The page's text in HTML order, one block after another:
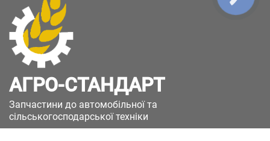
АГРО-СТАНДАРТ
Запчастини до автомобільної та
сільськогосподарської техніки